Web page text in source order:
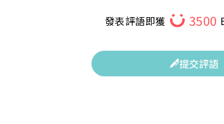
發表評語即獲
3500
提交評語